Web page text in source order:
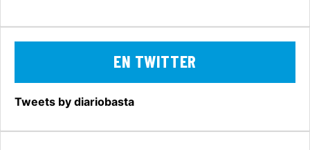
EN TWITTER
Tweets by diariobasta